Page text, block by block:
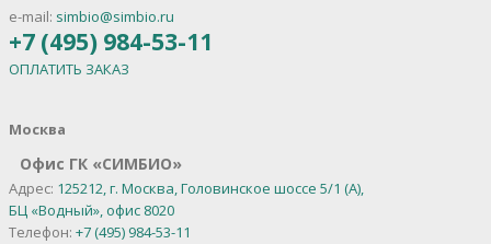
e-mail: simbio@simbio.ru
+7 (495) 984-53-11
ОПЛАТИТЬ ЗАКАЗ
Москва
Офис ГК «СИМБИО»
Адрес: 125212, г. Москва, Головинское шоссе 5/1 (А),
БЦ «Водный», офис 8020
Телефон: +7 (495) 984-53-11